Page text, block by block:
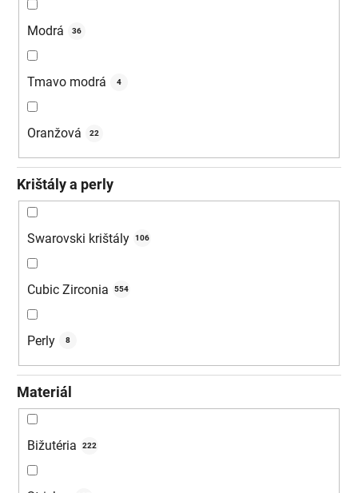
Modrá 36
Tmavo modrá 4
Oranžová 22
Krištály a perly
Swarovski krištály 106
Cubic Zirconia 554
Perly 8
Materiál
Bižutéria 222